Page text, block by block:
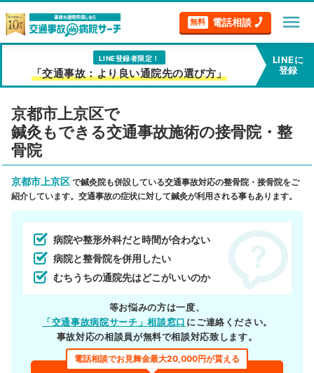
無料 電話相談 menu
LINE登録者限定！
「交通事故：より良い通院先の選び方」
LINEに
登録
京都市上京区で
鍼灸もできる交通事故施術の接骨院・整
骨院
京都市上京区 で鍼灸院も併設している交通事故対応の整骨院・接骨院をご
紹介しています。交通事故の症状に対して鍼灸が利用される事もあります。
病院や整形外科だと時間が合わない
病院と整骨院を併用したい
むちうちの通院先はどこがいいのか
等お悩みの方は一度、
「交通事故病院サーチ」相談窓口 にご連絡ください。
事故対応の相談員が無料で相談対応致します。
電話相談でお見舞金最大20,000円が貰える